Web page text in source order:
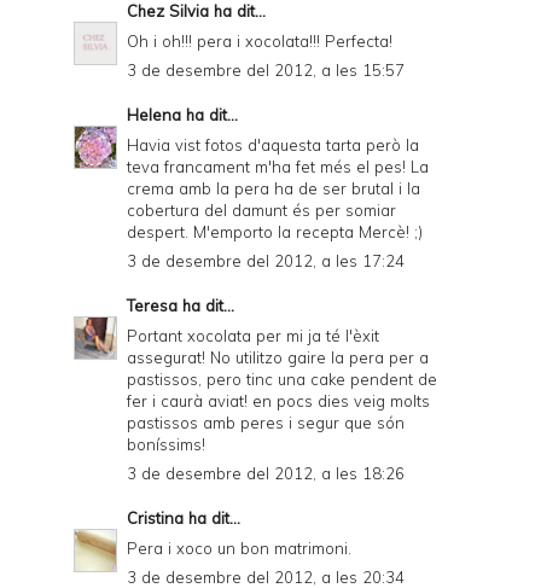
Chez Silvia ha dit...
Oh i oh!!! pera i xocolata!!! Perfecta!
3 de desembre del 2012, a les 15:57
Helena ha dit...
Havia vist fotos d'aquesta tarta però la
teva francament m'ha fet més el pes! La
crema amb la pera ha de ser brutal i la
cobertura del damunt és per somiar
despert. M'emporto la recepta Mercè! ;)
3 de desembre del 2012, a les 17:24
Teresa ha dit...
Portant xocolata per mi ja té l'èxit
assegurat! No utilitzo gaire la pera per a
pastissos, pero tinc una cake pendent de
fer i caurà aviat! en pocs dies veig molts
pastissos amb peres i segur que són
boníssims!
3 de desembre del 2012, a les 18:26
Cristina ha dit...
Pera i xoco un bon matrimoni.
3 de desembre del 2012, a les 20:34